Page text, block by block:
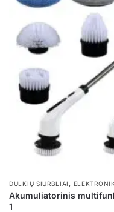
DULKIŲ SIURBLIAI
Akumuliatorinis
1